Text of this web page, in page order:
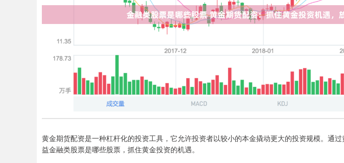
黄金期货配资是一种杠杆化的投资工具，它允许投资者以较小的本金撬动更大的投资规模。通
益金融类股票是哪些股票，抓住黄金投资的机遇。